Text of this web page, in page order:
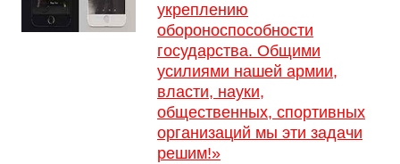
укреплению
обороноспособности
государства. Общими
усилиями нашей армии,
власти, науки,
общественных, спортивных
организаций мы эти задачи
решим!»